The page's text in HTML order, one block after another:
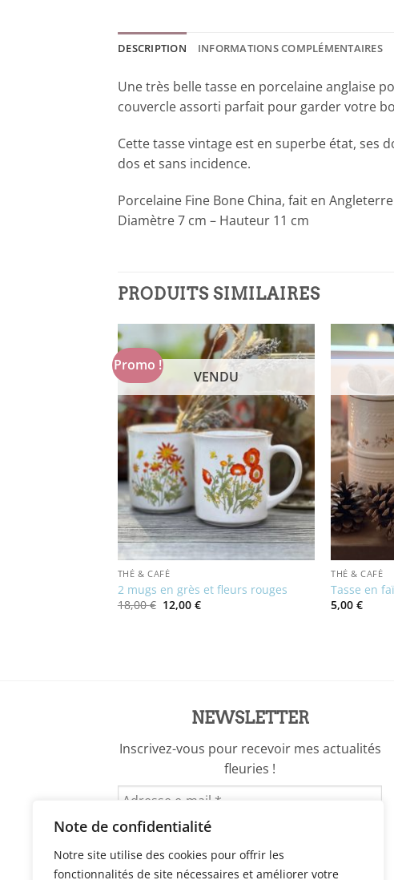
Note de confidentialité
Notre site utilise des cookies pour offrir les
fonctionnalités de site nécessaires et améliorer votre
DESCRIPTION INFORMATIONS COMPLÉMENTAIRES
Une très belle tasse en porcelaine anglaise
couvercle assorti parfait pour garder votre
Cette tasse vintage est en superbe état, ses
dos et sans incidence.
Porcelaine Fine Bone China, fait en
Diamètre 7 cm – Hauteur 11 cm
PRODUITS SIMILAIRES
Promo !
VENDU
THÉ & CAFÉ
2 mugs en grès et fleurs rouges
18,00€ Le
12,00€Le
THÉ & CAFÉ
Tasse en
5,00€
NEWSLETTER
Inscrivez-vous pour recevoir mes actualités
fleuries !